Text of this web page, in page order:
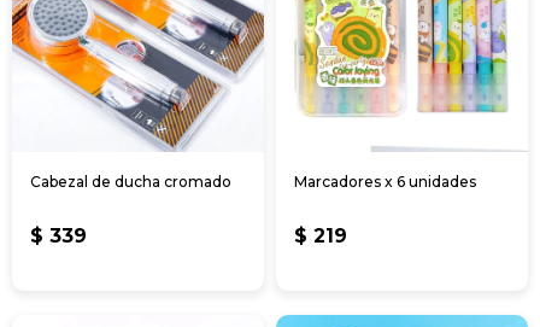
Cabezal de ducha cromado
$ 339
Marcadores x 6 unidades
$ 219